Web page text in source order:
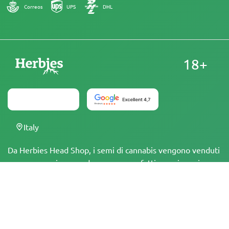
Correos UPS DHL
Da Herbies Head Shop, i semi di cannabis vengono venduti
come souvenir e non devono essere fatti germinare in
18+
Italy